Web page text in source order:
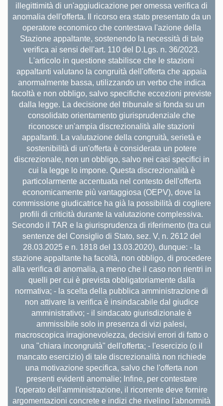
illegittimità di un'aggiudicazione per omessa verifica di
anomalia dell'offerta. Il ricorso era stato presentato da un
operatore economico che contestava l'azione della
Stazione appaltante, sostenendo la necessità di tale
verifica ai sensi dell'art. 110 del D.Lgs. n. 36/2023.
L'articolo in questione stabilisce che le stazioni
appaltanti valutano la congruità dell'offerta che appaia
anormalmente bassa, utilizzando un verbo che indica
facoltà e non obbligo, salvo specifiche eccezioni previste
dalla legge. La decisione del tribunale si fonda su un
consolidato orientamento giurisprudenziale che
riconosce un'ampia discrezionalità alle stazioni
appaltanti. La valutazione della congruità, serietà e
sostenibilità di un'offerta è considerata un potere
discrezionale, non un obbligo, salvo nei casi specifici in
cui la legge lo impone. Questa discrezionalità è
particolarmente accentuata nel contesto dell'offerta
economicamente più vantaggiosa (OEPV), dove la
commissione giudicatrice ha già la possibilità di cogliere
profili di criticità durante la valutazione complessiva.
Secondo il TAR e la giurisprudenza di riferimento (tra cui
sentenze del Consiglio di Stato, sez. V, n. 2612 del
28.03.2025 e n. 1818 del 13.03.2020), dunque: - la
stazione appaltante ha facoltà, non obbligo, di procedere
alla verifica di anomalia, a meno che il caso non rientri in
quelli per cui è prevista obbligatoriamente dalla
normativa; - la scelta della pubblica amministrazione di
non attivare la verifica è insindacabile dal giudice
amministrativo; - il sindacato giurisdizionale è
ammissibile solo in presenza di vizi palesi,
macroscopica irragionevolezza, decisivi errori di fatto o
una "chiara incongruità" dell'offerta; - l'esercizio (o il
mancato esercizio) di tale discrezionalità non richiede
una motivazione specifica, salvo che l'offerta non
presenti evidenti anomalie; Infine, per contestare
l'operato dell'amministrazione, il ricorrente deve fornire
argomentazioni concrete e indizi che rivelino l'abnormità